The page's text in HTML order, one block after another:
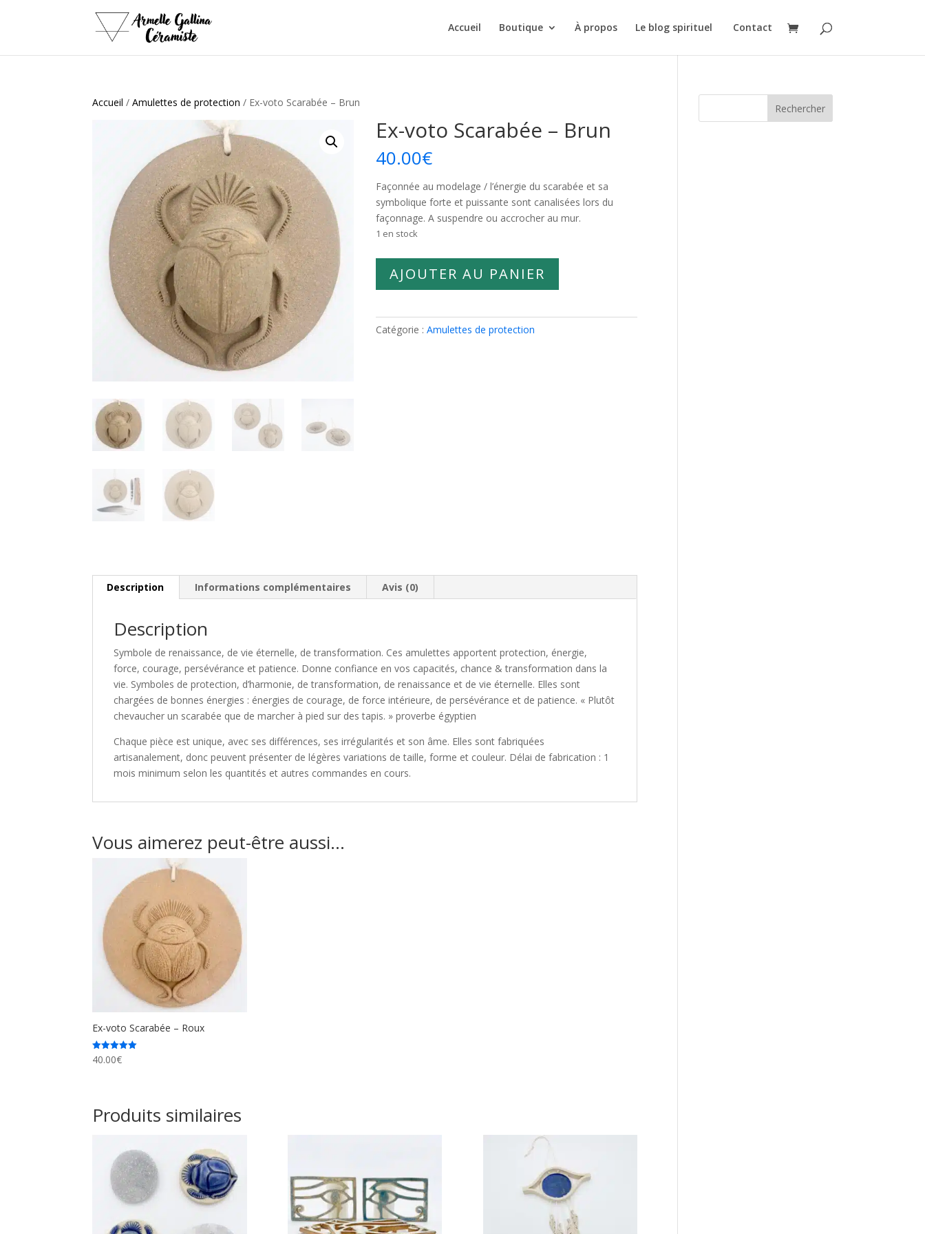
Accueil Boutique À propos Le blog spirituel Contact
Accueil /Amulettes de protection / Ex-voto Scarabée – Brun
Ex-voto Scarabée – Brun
40.00€
Façonnée au modelage / l’énergie du scarabée et sa
symbolique forte et puissante sont canalisées lors du
façonnage. A suspendre ou accrocher au mur.
1 en stock
Scarabée
AJOUTER AU PANIER
Catégorie :Amulettes de protection
Description Informations complémentaires Avis (0)
Description
Symbole de renaissance, de vie éternelle, de transformation. Ces amulettes apportent protection, énergie,
force, courage, persévérance et patience. Donne confiance en vos capacités, chance & transformation dans la
vie. Symboles de protection, d’harmonie, de transformation, de renaissance et de vie éternelle. Elles sont
chargées de bonnes énergies : énergies de courage, de force intérieure, de persévérance et de patience. « Plutôt
chevaucher un scarabée que de marcher à pied sur des tapis. » proverbe égyptien
Chaque pièce est unique, avec ses différences, ses irrégularités et son âme. Elles sont fabriquées
artisanalement, donc peuvent présenter de légères variations de taille, forme et couleur. Délai de fabrication : 1
mois minimum selon les quantités et autres commandes en cours.
Vous aimerez peut-être aussi…
Ex-voto Scarabée – Roux
Note
5.00
40.00€
Produits similaires
Rechercher